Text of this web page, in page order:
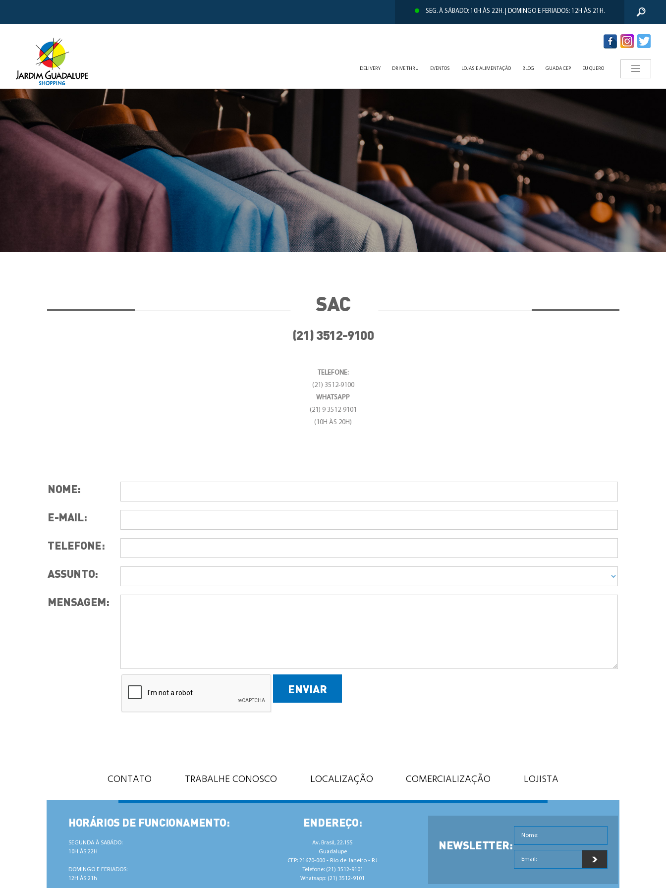
SEG. À SÁBADO: 10H ÀS 22H. | DOMINGO E FERIADOS: 12H ÀS 21H.
DELIVERY DRIVE THRU EVENTOS LOJAS E ALIMENTAÇÃO BLOG GUADA CEP EU QUERO
SAC
(21) 3512-9100
TELEFONE:
(21) 3512-9100
WHATSAPP
(21) 9 3512-9101
(10H ÀS 20H)
NOME:
E-MAIL:
TELEFONE:
ASSUNTO:
MENSAGEM:
CONTATO TRABALHE CONOSCO LOCALIZAÇÃO COMERCIALIZAÇÃO LOJISTA
HORÁRIOS DE FUNCIONAMENTO:
SEGUNDA À SABÁDO:
10H ÀS 22H
DOMINGO E FERIADOS:
12H ÀS 21h
ENDEREÇO:
Av. Brasil, 22.155
Guadalupe
CEP: 21670-000 - Rio de Janeiro - RJ
Telefone: (21) 3512-9101
Whatsapp: (21) 3512-9101
NEWSLETTER:
Nome:
Email: